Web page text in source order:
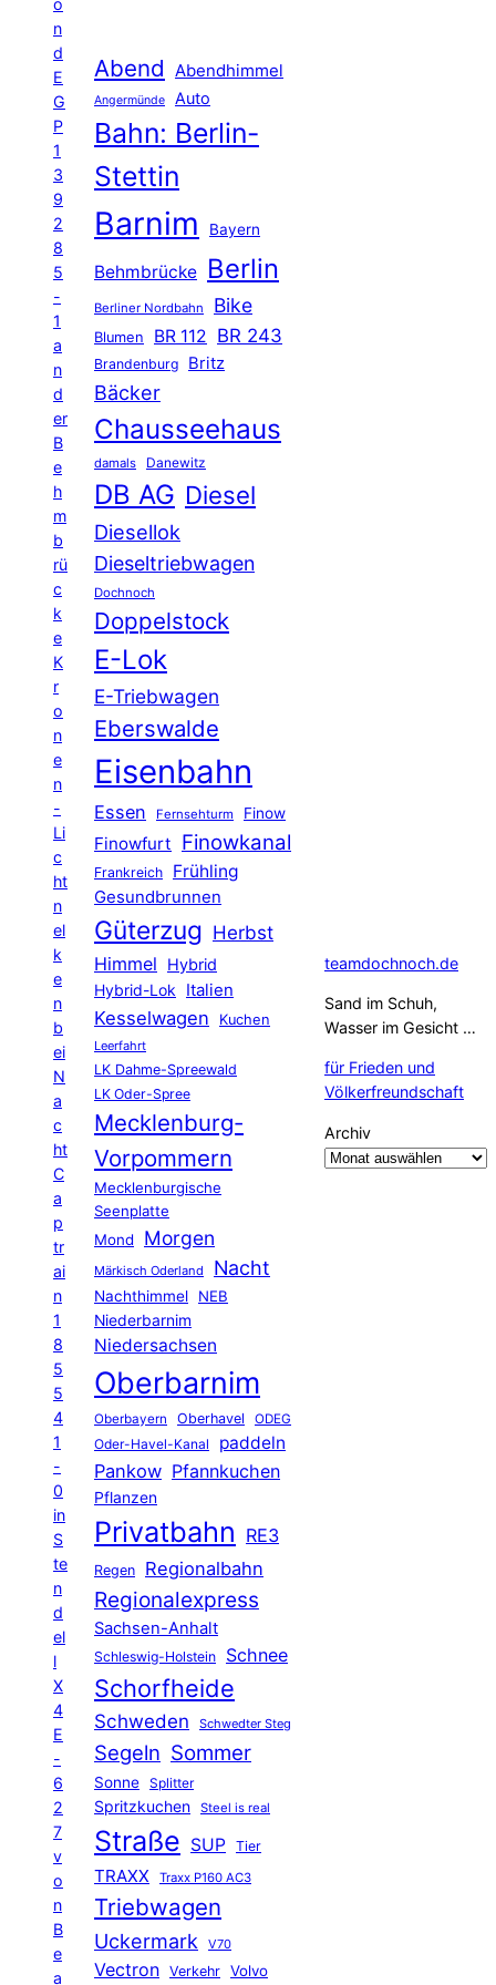
o
n
d
E
G
P
1
3
9
2
8
5
-
1
a
n
d
er
B
e
h
m
b
rü
c
k
e
K
r
o
n
e
n
-
Li
c
ht
n
el
k
e
n
b
ei
N
a
c
ht
C
a
p
tr
ai
n
1
8
5
5
4
1
-
0
in
S
te
n
d
el
l
X
4
E
-
6
2
7
v
o
n
B
e
a
Abend Abendhimmel
Angermünde Auto
Bahn: Berlin-
Stettin
Barnim Bayern
Behmbrücke Berlin
Berliner Nordbahn Bike
Blumen BR 112 BR 243
Brandenburg Britz
Bäcker
Chausseehaus
damals Danewitz
DB AG Diesel
Diesellok
Dieseltriebwagen
Dochnoch
Doppelstock
E-Lok
E-Triebwagen
Eberswalde
Eisenbahn
Essen Fernsehturm Finow
Finowfurt Finowkanal
Frankreich Frühling
Gesundbrunnen
Güterzug Herbst
Himmel
Hybrid
Hybrid-Lok Italien
Kesselwagen Kuchen
Leerfahrt
LK Dahme-Spreewald
LK Oder-Spree
Mecklenburg-
Vorpommern
Mecklenburgische
Seenplatte
Mond
Morgen
Märkisch Oderland Nacht
Nachthimmel
NEB
Niederbarnim
Niedersachsen
Oberbarnim
Oberbayern Oberhavel ODEG
Oder-Havel-Kanal paddeln
Pankow Pfannkuchen
Pflanzen
Privatbahn RE3
Regen Regionalbahn
Regionalexpress
Sachsen-Anhalt
Schleswig-Holstein Schnee
Schorfheide
Schweden Schwedter Steg
Segeln Sommer
Sonne Splitter
Spritzkuchen Steel is real
Straße SUP Tier
TRAXX Traxx P160 AC3
Triebwagen
Uckermark V70
Vectron Verkehr Volvo
teamdochnoch.de
Sand im Schuh,
Wasser im Gesicht …
für Frieden und
Völkerfreundschaft
Archiv